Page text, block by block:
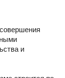
и